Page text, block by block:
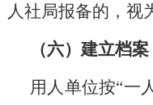
人社局报备的，视
（六）建立档案
用人单位按“一